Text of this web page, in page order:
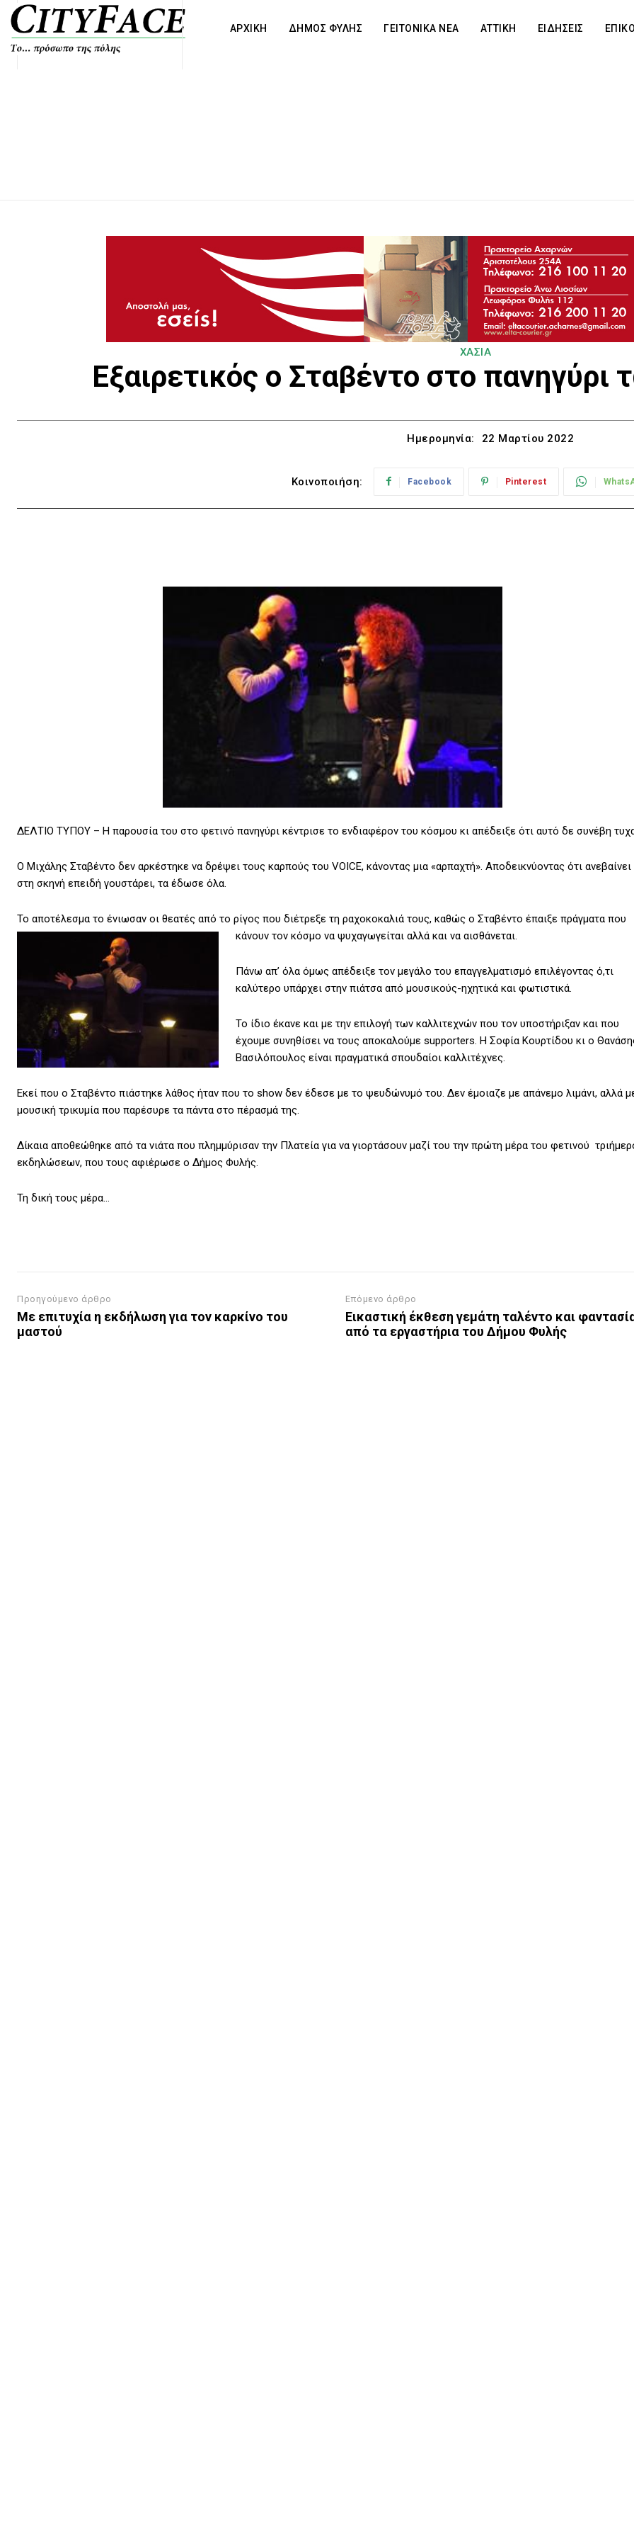
ΑΡΧΙΚΗ ΔΗΜΟΣ ΦΥΛΗΣ ΓΕΙΤΟΝΙΚΑ ΝΕΑ ΑΤΤΙΚΗ ΕΙΔΗΣΕΙΣ
ΧΑΣΙΑ
Εξαιρετικός ο Σταβέντο στο
Ημερομηνία: 22 Μαρτίου 2022
Κοινοποιήση: Facebook Pinterest
ΔΕΛΤΙΟ ΤΥΠΟΥ – Η παρουσία του στο φετινό πανηγύρι κέντρισε το ενδιαφέρον του κόσμου κι απέδειξε ότι αυτό δε συνέβη
Ο Μιχάλης Σταβέντο δεν αρκέστηκε να δρέψει τους καρπούς του VOICE, κάνοντας μια «αρπαχτή». Αποδεικνύοντας ότι ανεβαίνει
στη σκηνή επειδή γουστάρει, τα έδωσε όλα.
Το αποτέλεσμα το ένιωσαν οι θεατές από το ρίγος που διέτρεξε τη ραχοκοκαλιά τους, καθώς ο Σταβέντο έπαιξε πράγματα που
κάνουν τον κόσμο να ψυχαγωγείται αλλά και να αισθάνεται.
Πάνω απ’ όλα όμως απέδειξε τον μεγάλο του επαγγελματισμό επιλέγοντας ό,τι
καλύτερο υπάρχει στην πιάτσα από μουσικούς-ηχητικά και φωτιστικά.
Το ίδιο έκανε και με την επιλογή των καλλιτεχνών που τον υποστήριξαν και που
έχουμε συνηθίσει να τους αποκαλoύμε supporters. Η Σοφία Κουρτίδου κι ο
Βασιλόπουλος είναι πραγματικά σπουδαίοι καλλιτέχνες.
Εκεί που ο Σταβέντο πιάστηκε λάθος ήταν που το show δεν έδεσε με το ψευδώνυμό του. Δεν έμοιαζε με απάνεμο λιμάνι, αλλά
μουσική τρικυμία που παρέσυρε τα πάντα στο πέρασμά της.
Δίκαια αποθεώθηκε από τα νιάτα που πλημμύρισαν την Πλατεία για να γιορτάσουν μαζί του την πρώτη μέρα του φετινού
εκδηλώσεων, που τους αφιέρωσε ο Δήμος Φυλής.
Τη δική τους μέρα…
Προηγούμενο άρθρο
Με επιτυχία η εκδήλωση για τον καρκίνο του
μαστού
Επόμενο άρθρο
Εικαστική έκθεση γεμάτη ταλέντο και
από τα εργαστήρια του Δήμου Φυλής